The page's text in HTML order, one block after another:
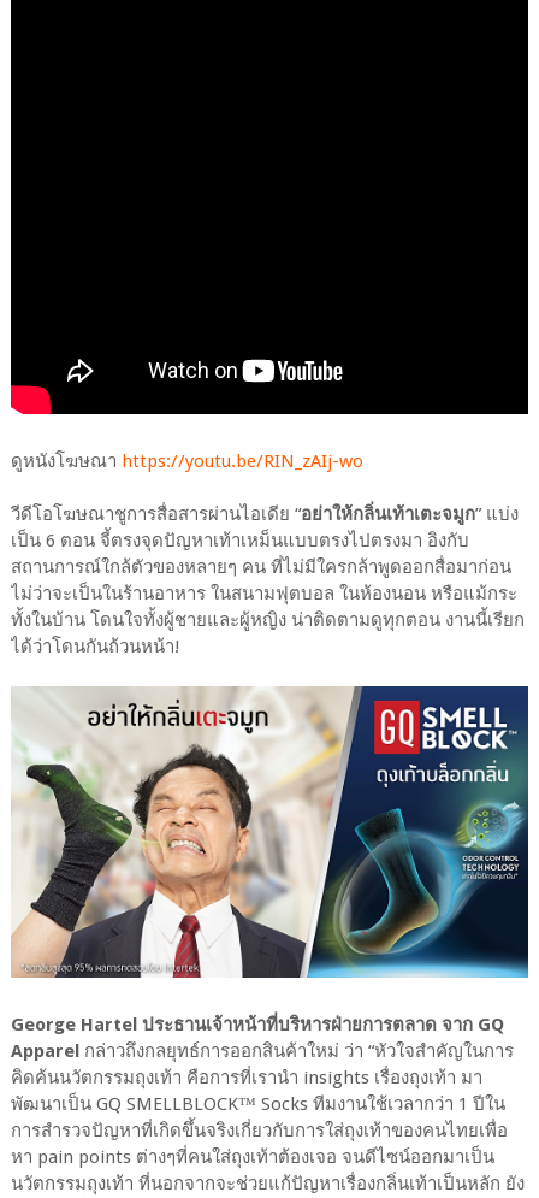
ดูหนังโฆษณา https://youtu.be/RIN_zAIj-wo
วีดีโอโฆษณาชูการสื่อสารผ่านไอเดีย “อย่าให้กลิ่นเท้าเตะจมูก” แบ่ง
เป็น 6 ตอน จี้ตรงจุดปัญหาเท้าเหม็นแบบตรงไปตรงมา อิงกับ
สถานการณ์ใกล้ตัวของหลายๆ คน ที่ไม่มีใครกล้าพูดออกสื่อมาก่อน
ไม่ว่าจะเป็นในร้านอาหาร ในสนามฟุตบอล ในห้องนอน หรือแม้กระ
ทั้งในบ้าน โดนใจทั้งผู้ชายและผู้หญิง น่าติดตามดูทุกตอน งานนี้เรียก
ได้ว่าโดนกันถ้วนหน้า!
George Hartel ประธานเจ้าหน้าที่บริหารฝ่ายการตลาด จาก GQ
Apparel กล่าวถึงกลยุทธ์การออกสินค้าใหม่ ว่า “หัวใจสำคัญในการ
คิดค้นนวัตกรรมถุงเท้า คือการที่เรานำ insights เรื่องถุงเท้า มา
พัฒนาเป็น GQ SMELLBLOCK™ Socks ทีมงานใช้เวลากว่า 1 ปีใน
การสำรวจปัญหาที่เกิดขึ้นจริงเกี่ยวกับการใส่ถุงเท้าของคนไทยเพื่อ
หา pain points ต่างๆที่คนใส่ถุงเท้าต้องเจอ จนดีไซน์ออกมาเป็น
นวัตกรรมถุงเท้า ที่นอกจากจะช่วยแก้ปัญหาเรื่องกลิ่นเท้าเป็นหลัก ยัง